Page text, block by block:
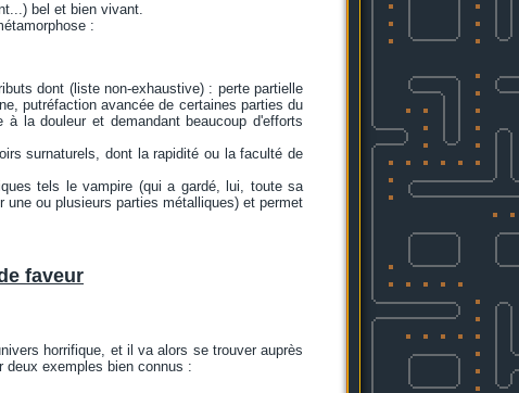
bel et bien vivant.
:
dont (liste non-exhaustive) : perte partielle
putréfaction avancée de certaines parties du
la douleur et demandant beaucoup d'efforts
surnaturels, dont la rapidité ou la faculté de
tels le vampire (qui a gardé, lui, toute sa
ou plusieurs parties métalliques) et permet
faveur
horrifique, et il va alors se trouver auprès
exemples bien connus :